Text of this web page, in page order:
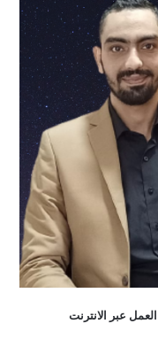
و
ب
ق
ر
ا
ا
م
و
ق
ع
R
S
عبر الانترنت